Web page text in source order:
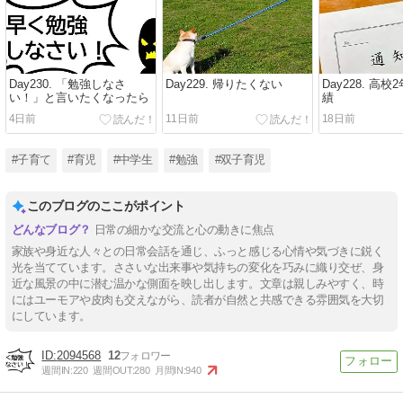
Day230. 「勉強しなさ
い！」と言いたくなったら
4日前
Day229. 帰りたくない
11日前
Day228. 高校2
績
18日前
#子育て #育児 #中学生 #勉強 #双子育児
このブログのここがポイント
日常の細かな交流と心の動きに焦点
家族や身近な人々との日常会話を通じ、ふっと感じる心情や気づきに鋭く
光を当てています。ささいな出来事や気持ちの変化を巧みに織り交ぜ、身
近な風景の中に潜む温かな側面を映し出します。文章は親しみやすく、時
にはユーモアや皮肉も交えながら、読者が自然と共感できる雰囲気を大切
にしています。
2094568 12
週間IN:220 週間OUT:280 月間IN:940